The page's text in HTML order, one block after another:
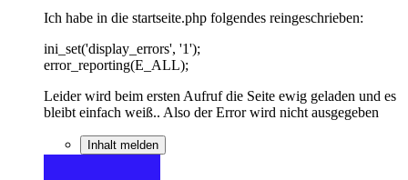
Ich habe in die startseite.php folgendes reingeschrieben:
ini_set('display_errors', '1');
error_reporting(E_ALL);
Leider wird beim ersten Aufruf die Seite ewig geladen und es
bleibt einfach weiß.. Also der Error wird nicht ausgegeben
Inhalt melden